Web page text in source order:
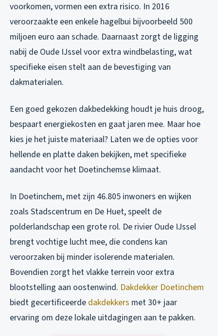
voorkomen, vormen een extra risico. In 2016
veroorzaakte een enkele hagelbui bijvoorbeeld 500
miljoen euro aan schade. Daarnaast zorgt de ligging
nabij de Oude IJssel voor extra windbelasting, wat
specifieke eisen stelt aan de bevestiging van
dakmaterialen.
Een goed gekozen dakbedekking houdt je huis droog,
bespaart energiekosten en gaat jaren mee. Maar hoe
kies je het juiste materiaal? Laten we de opties voor
hellende en platte daken bekijken, met specifieke
aandacht voor het Doetinchemse klimaat.
In Doetinchem, met zijn 46.805 inwoners en wijken
zoals Stadscentrum en De Huet, speelt de
polderlandschap een grote rol. De rivier Oude IJssel
brengt vochtige lucht mee, die condens kan
veroorzaken bij minder isolerende materialen.
Bovendien zorgt het vlakke terrein voor extra
blootstelling aan oostenwind. Dakdekker Doetinchem
biedt gecertificeerde dakdekkers met 30+ jaar
ervaring om deze lokale uitdagingen aan te pakken.